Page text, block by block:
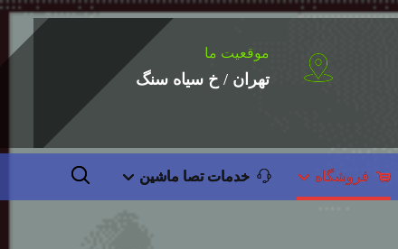
موقعیت ما
تهران / خ سیاه سنگ
فروشگاه خدمات تصا ماشین